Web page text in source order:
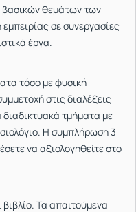
θεμάτων των
σε συνεργασίες
έργα.
τόσο με φυσική
στις διαλέξεις
τμήματα με
Η συμπλήρωση 3
να αξιολογηθείτε στο
Τα απαιτούμενα